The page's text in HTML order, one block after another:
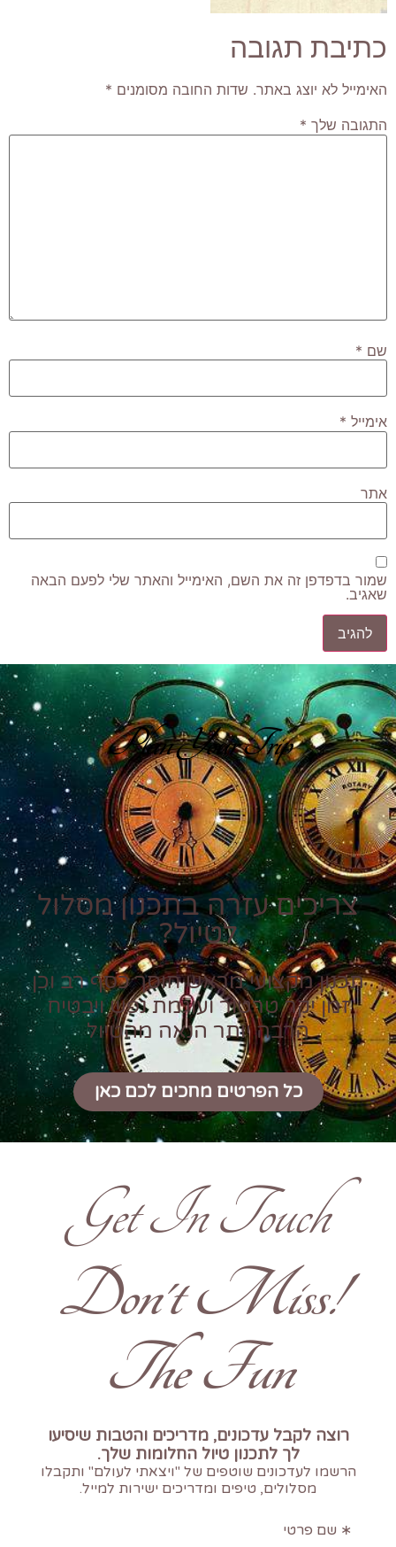
כתיבת תגובה
האימייל לא יוצג באתר. שדות החובה מסומנים *
התגובה שלך *
שם *
אימייל *
אתר
שמור בדפדפן זה את השם, האימייל והאתר שלי לפעם הבאה
שאגיב.
Plan Your Trip
צריכים עזרה בתכנון מסלול
לטיול?
תכנון מקצועי מראש חוסך כסף רב וכן
זמן יקר טרטור ועוגמת נפש ויבטיח
הרבה יותר הנאה מהטיול
כל הפרטים מחכים לכם כאן
Get In Touch
!Don't Miss
The Fun